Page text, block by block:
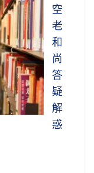
空
老
和
尚
答
疑
解
惑